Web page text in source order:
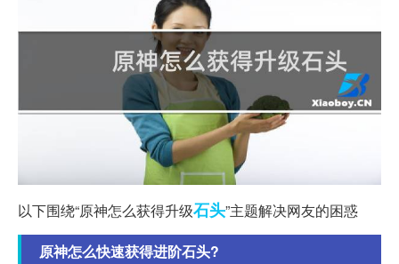
以下围绕“原神怎么获得升级石头”主题解决网友的困惑
原神怎么快速获得进阶石头?